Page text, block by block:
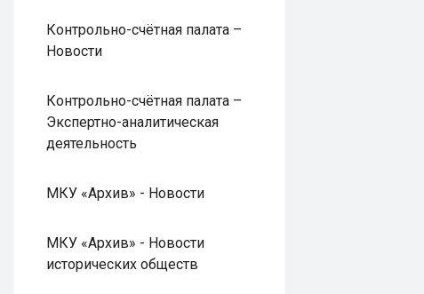
Контрольно-счётная палата –
Новости
Контрольно-счётная палата –
Экспертно-аналитическая
деятельность
МКУ «Архив» - Новости
МКУ «Архив» - Новости
исторических обществ